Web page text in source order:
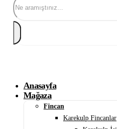
Anasayfa
Mağaza
Fincan
Karekulp Fincanlar